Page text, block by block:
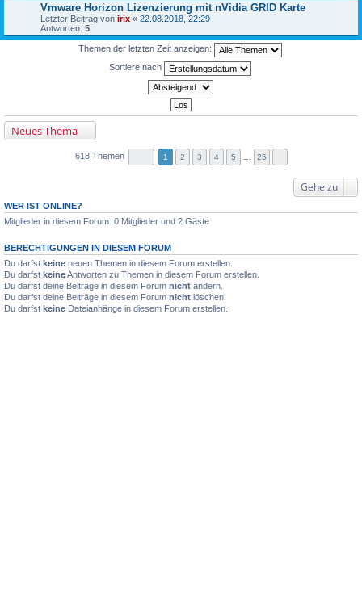
Vmware Horizon Lizenzierung mit nVidia GRID Karte
Letzter Beitrag von irix « 22.08.2018, 22:29
Antworten: 5
Themen der letzten Zeit anzeigen:
Sortiere nach
Neues Thema
618 Themen 1 2 3 4 5 25
Gehe zu
WER IST ONLINE?
Mitglieder in diesem Forum: 0 Mitglieder und 2 Gäste
BERECHTIGUNGEN IN DIESEM FORUM
Du darfst keine neuen Themen in diesem Forum erstellen.
Du darfst keineAntworten zu Themen in diesem Forum erstellen.
Du darfst deine Beiträge in diesem Forum nicht ändern.
Du darfst deine Beiträge in diesem Forum nicht löschen.
Du darfst keine Dateianhänge in diesem Forum erstellen.